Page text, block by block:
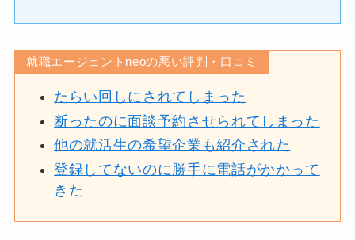
就職エージェントneoの悪い評判・口コミ
たらい回しにされてしまった
断ったのに面談予約させられてしまった
他の就活生の希望企業も紹介された
登録してないのに勝手に電話がかかって
きた